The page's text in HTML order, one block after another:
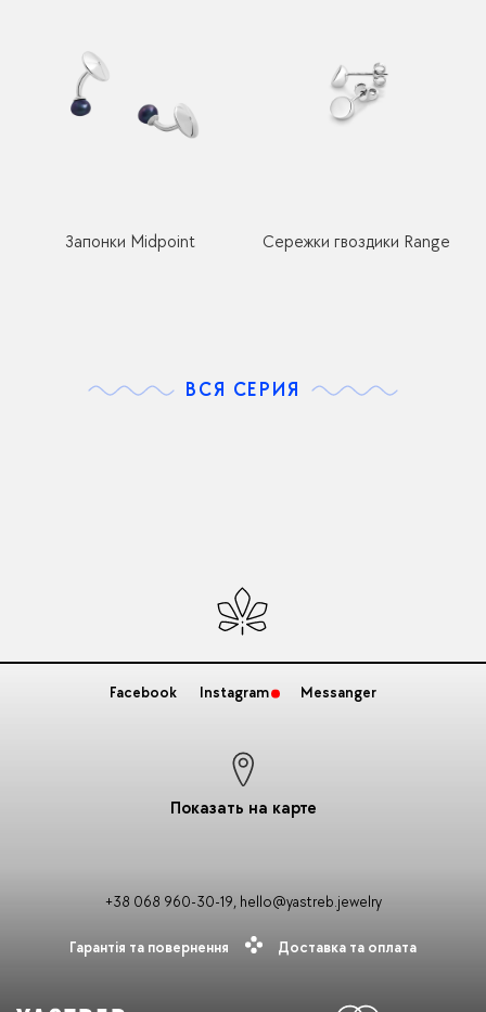
Запонки Midpoint Сережки гвоздики Range
ВСЯ СЕРИЯ
Facebook Instagram Messanger
Показать на карте
+38 068 960-30-19, hello@yastreb.jewelry
Гарантія та повернення Доставка та оплата